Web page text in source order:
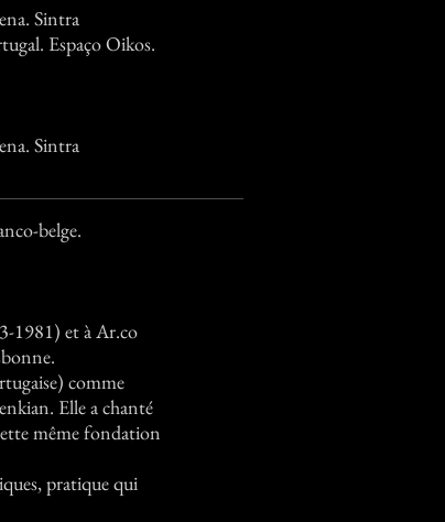
Sintra
Espaço Oikos.
Sintra
belge.
1981) et à Ar.co
comme
Elle a chanté
même fondation
pratique qui